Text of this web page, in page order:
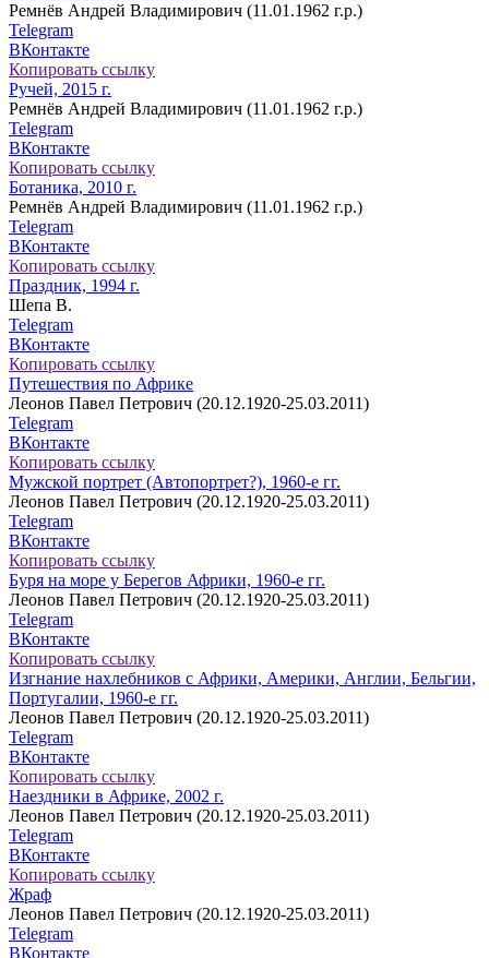
Ремнёв Андрей Владимирович (11.01.1962 г.р.)
Telegram
ВКонтакте
Копировать ссылку
Ручей, 2015 г.
Ремнёв Андрей Владимирович (11.01.1962 г.р.)
Telegram
ВКонтакте
Копировать ссылку
Ботаника, 2010 г.
Ремнёв Андрей Владимирович (11.01.1962 г.р.)
Telegram
ВКонтакте
Копировать ссылку
Праздник, 1994 г.
Шепа В.
Telegram
ВКонтакте
Копировать ссылку
Путешествия по Африке
Леонов Павел Петрович (20.12.1920-25.03.2011)
Telegram
ВКонтакте
Копировать ссылку
Мужской портрет (Автопортрет?), 1960-е гг.
Леонов Павел Петрович (20.12.1920-25.03.2011)
Telegram
ВКонтакте
Копировать ссылку
Буря на море у Берегов Африки, 1960-е гг.
Леонов Павел Петрович (20.12.1920-25.03.2011)
Telegram
ВКонтакте
Копировать ссылку
Изгнание нахлебников с Африки, Америки, Англии, Бельгии,
Португалии, 1960-е гг.
Леонов Павел Петрович (20.12.1920-25.03.2011)
Telegram
ВКонтакте
Копировать ссылку
Наездники в Африке, 2002 г.
Леонов Павел Петрович (20.12.1920-25.03.2011)
Telegram
ВКонтакте
Копировать ссылку
Жраф
Леонов Павел Петрович (20.12.1920-25.03.2011)
Telegram
ВКонтакте